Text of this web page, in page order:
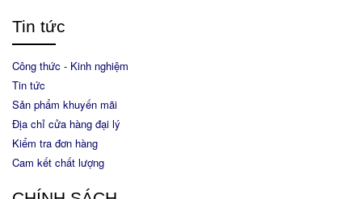
Tin tức
Công thức - Kinh nghiệm
Tin tức
Sản phẩm khuyến mãi
Địa chỉ cửa hàng đại lý
Kiểm tra đơn hàng
Cam kết chất lượng